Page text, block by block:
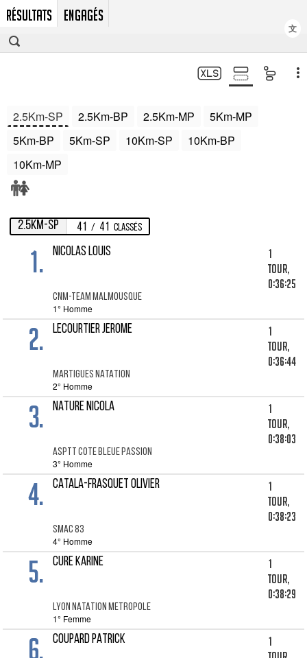
RÉSULTATS ENGAGÉS
文
2.5Km-SP 2.5Km-BP 2.5Km-MP
5Km-MP
5Km-BP
5Km-SP 10Km-SP
10Km-BP
10Km-MP
2.5Km-SP 41 / 41 Classés
1. NICOLAS LOUIS
CNM-TEAM MALMOUSQUE
1
tour,
0:36:25
1° Homme
2. LECOURTIER JEROME
MARTIGUES NATATION
1
tour,
0:36:44
2° Homme
3. NATURE NICOLA
ASPTT COTE BLEUE PASSION
1
tour,
0:38:03
3° Homme
4. CATALA-FRASQUET OLIVIER
SMAC 83
1
tour,
0:38:23
4° Homme
5. CURE KARINE
LYON NATATION METROPOLE
1
tour,
0:38:29
1° Femme
6. COUPARD PATRICK
1